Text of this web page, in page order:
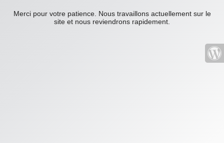
Merci pour votre patience. Nous travaillons actuellement sur le
site et nous reviendrons rapidement.